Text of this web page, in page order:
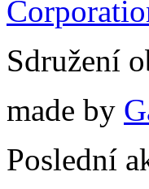
Sdružení
made by
Poslední